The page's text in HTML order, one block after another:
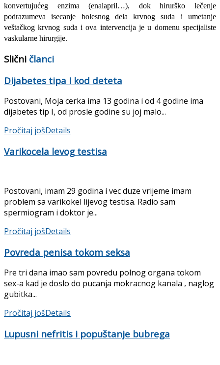
konvertujućeg enzima (enalapril…), dok hirurško lečenje
podrazumeva isecanje bolesnog dela krvnog suda i umetanje
veštačkog krvnog suda i ova intervencija je u domenu specijaliste
vaskularne hirurgije.
Slični članci
Dijabetes tipa I kod deteta
Postovani, Moja cerka ima 13 godina i od 4 godine ima
dijabetes tip I, od prosle godine su joj malo...
Pročitaj jošDetails
Varikocela levog testisa
Postovani, imam 29 godina i vec duze vrijeme imam
problem sa varikokel lijevog testisa. Radio sam
spermiogram i doktor je...
Pročitaj jošDetails
Povreda penisa tokom seksa
Pre tri dana imao sam povredu polnog organa tokom
sex-a kad je doslo do pucanja mokracnog kanala , naglog
gubitka...
Pročitaj jošDetails
Lupusni nefritis i popuštanje bubrega